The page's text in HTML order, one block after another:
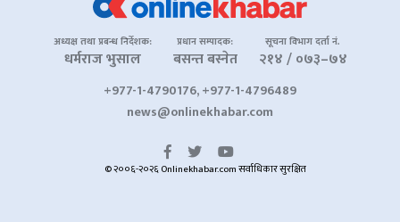
अध्यक्ष तथा प्रबन्ध निर्देशक:
धर्मराज भुसाल
प्रधान सम्पादक:
बसन्त बस्नेत
सूचना विभाग दर्ता नं.
२१४ / ०७३–७४
+977-1-4790176, +977-1-4796489
news@onlinekhabar.com
© २००६-२०२६ Onlinekhabar.com सर्वाधिकार सुरक्षित